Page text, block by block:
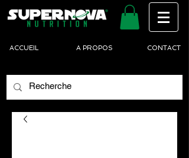
ACCUEIL A PROPOS CONTACT